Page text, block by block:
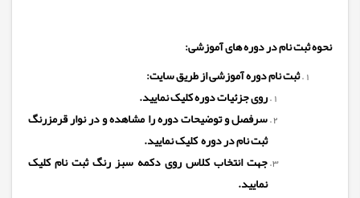
نحوه ثبت نام در دوره های آموزشی:
ثبت نام دوره آموزشی از طریق سایت:
روی جزئیات دوره کلیک نمایید.
سرفصل و توضیحات دوره را مشاهده و در نوار قرمزرنگ
ثبت نام در دوره کلیک نمایید.
جهت انتخاب کلاس روی دکمه سبز رنگ ثبت نام کلیک
نمایید.